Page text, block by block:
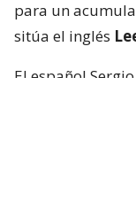
para un
sitúa el inglés
El español